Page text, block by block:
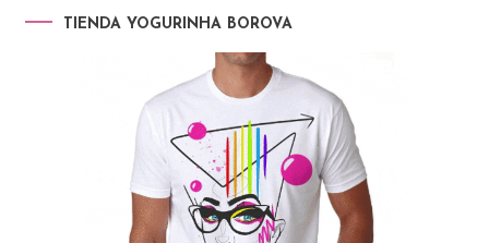
TIENDA YOGURINHA BOROVA